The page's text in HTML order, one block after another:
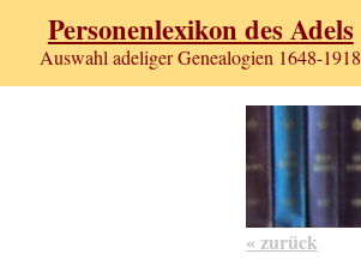
Personenlexikon des Adels
Auswahl adeliger Genealogien 1648-1918
« zurück